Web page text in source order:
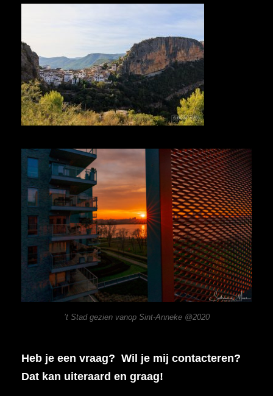
’t Stad gezien vanop Sint-Anneke @2020
Heb je een vraag? Wil je mij contacteren?
Dat kan uiteraard en graag!